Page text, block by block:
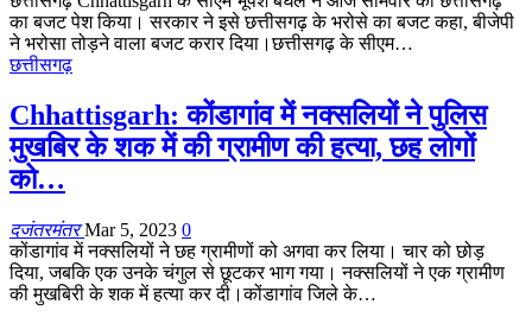
का बजट पेश किया। सरकार ने इसे छत्तीसगढ़ के भरोसे का बजट कहा, बीजेपी
ने भरोसा तोड़ने वाला बजट करार दिया।छत्तीसगढ़ के सीएम…
छत्तीसगढ़
Chhattisgarh: कोंडागांव में नक्सलियों ने पुलिस
मुखबिर के शक में की ग्रामीण की हत्या, छह लोगों
को…
दजंतरमंतरMar 5, 2023 0
कोंडागांव में नक्सलियों ने छह ग्रामीणों को अगवा कर लिया। चार को छोड़
दिया, जबकि एक उनके चंगुल से छूटकर भाग गया। नक्सलियों ने एक ग्रामीण
की मुखबिरी के शक में हत्या कर दी।कोंडागांव जिले के…